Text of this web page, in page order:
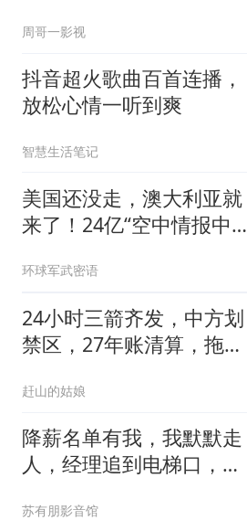
周哥一影视
抖音超火歌曲百首连播，
放松心情一听到爽
智慧生活笔记
美国还没走，澳大利亚就
来了！24亿“空中情报中
环球军武密语
24小时三箭齐发，中方划
禁区，27年账清算，拖船
赶山的姑娘
降薪名单有我，我默默走
人，经理追到电梯口，见
苏有朋影音馆